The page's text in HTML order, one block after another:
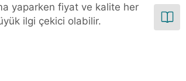
yaparken fiyat ve kalite her
ilgi çekici olabilir.